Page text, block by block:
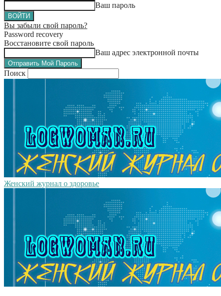
Ваш пароль
Вы забыли свой пароль?
Password recovery
Восстановите свой пароль
Ваш адрес электронной почты
Поиск
Женский журнал о здоровье